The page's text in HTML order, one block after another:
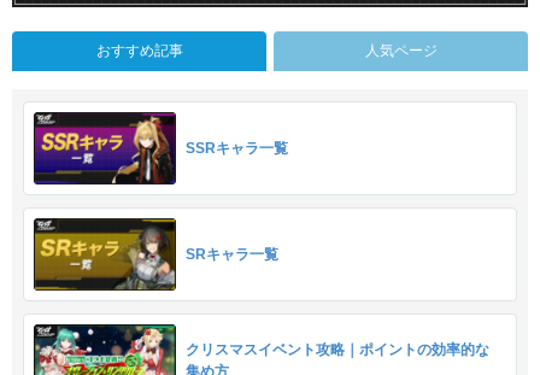
おすすめ記事 人気ページ
SSRキャラ一覧
SRキャラ一覧
クリスマスイベント攻略｜ポイントの効率的な
集め方